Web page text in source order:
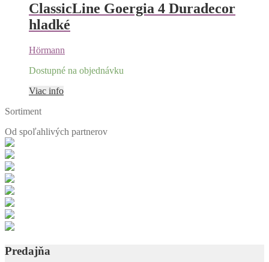
ClassicLine Goergia 4 Duradecor
hladké
Hörmann
Dostupné na objednávku
Viac info
Sortiment
Od spoľahlivých partnerov
Predajňa